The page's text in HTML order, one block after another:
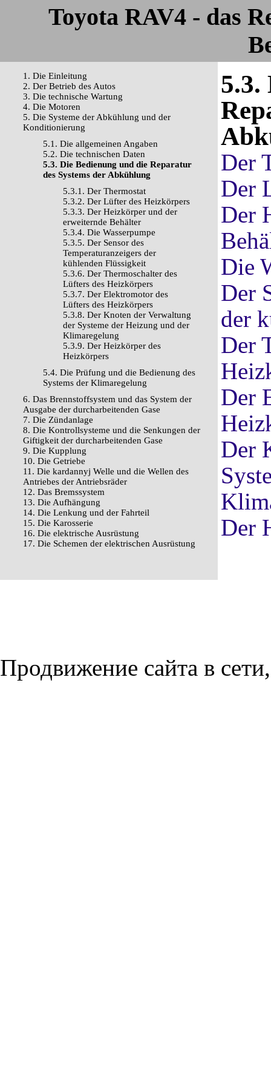
Toyota RAV4 - das
1. Die Einleitung
2. Der Betrieb des Autos
3. Die technische Wartung
4. Die Motoren
5. Die Systeme der Abkühlung und der
Konditionierung
5.1. Die allgemeinen Angaben
5.2. Die technischen Daten
5.3. Die Bedienung und die Reparatur
des Systems der Abkühlung
5.3.1. Der Thermostat
5.3.2. Der Lüfter des Heizkörpers
5.3.3. Der Heizkörper und der
erweiternde Behälter
5.3.4. Die Wasserpumpe
5.3.5. Der Sensor des
Temperaturanzeigers der
kühlenden Flüssigkeit
5.3.6. Der Thermoschalter des
Lüfters des Heizkörpers
5.3.7. Der Elektromotor des
Lüfters des Heizkörpers
5.3.8. Der Knoten der Verwaltung
der Systeme der Heizung und der
Klimaregelung
5.3.9. Der Heizkörper des
Heizkörpers
5.4. Die Prüfung und die Bedienung des
Systems der Klimaregelung
6. Das Brennstoffsystem und das System der
Ausgabe der durcharbeitenden Gase
7. Die Zündanlage
8. Die Kontrollsysteme und die Senkungen der
Giftigkeit der durcharbeitenden Gase
9. Die Kupplung
10. Die Getriebe
11. Die kardannyj Welle und die Wellen des
Antriebes der Antriebsräder
12. Das Bremssystem
13. Die Aufhängung
14. Die Lenkung und der Fahrteil
15. Die Karosserie
16. Die elektrische Ausrüstung
17. Die Schemen der elektrischen Ausrüstung
5.3.
Der
Der
Der
Die
Der
der
Der
Der
Der
Der
Продвижение сайта в